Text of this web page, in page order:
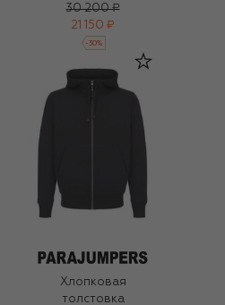
30 200 ₽
21 150 ₽
-30%
Хлопковая
толстовка